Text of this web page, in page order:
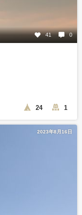
41 0
24 1
2023年8月16日